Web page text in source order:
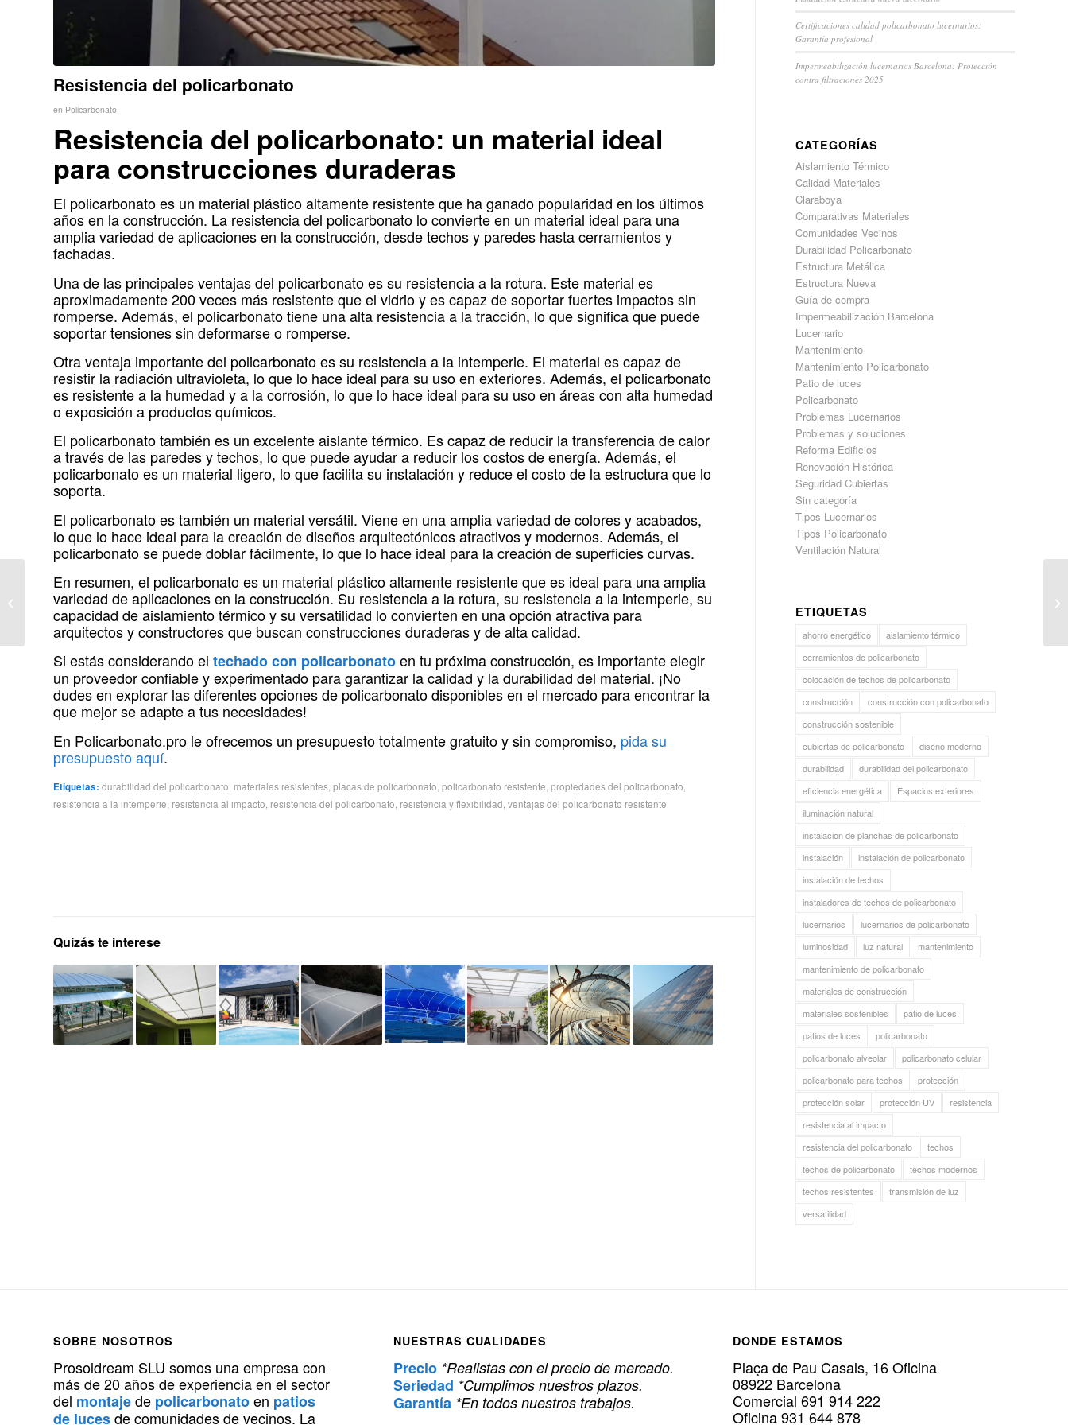
Resistencia del policarbonato
en Policarbonato
Resistencia del policarbonato: un material ideal
para construcciones duraderas
El policarbonato es un material plástico altamente resistente que ha ganado popularidad en los últimos
años en la construcción. La resistencia del policarbonato lo convierte en un material ideal para una
amplia variedad de aplicaciones en la construcción, desde techos y paredes hasta cerramientos y
fachadas.
Una de las principales ventajas del policarbonato es su resistencia a la rotura. Este material es
aproximadamente 200 veces más resistente que el vidrio y es capaz de soportar fuertes impactos sin
romperse. Además, el policarbonato tiene una alta resistencia a la tracción, lo que significa que puede
soportar tensiones sin deformarse o romperse.
Otra ventaja importante del policarbonato es su resistencia a la intemperie. El material es capaz de
resistir la radiación ultravioleta, lo que lo hace ideal para su uso en exteriores. Además, el policarbonato
es resistente a la humedad y a la corrosión, lo que lo hace ideal para su uso en áreas con alta humedad
o exposición a productos químicos.
El policarbonato también es un excelente aislante térmico. Es capaz de reducir la transferencia de calor
a través de las paredes y techos, lo que puede ayudar a reducir los costos de energía. Además, el
policarbonato es un material ligero, lo que facilita su instalación y reduce el costo de la estructura que lo
soporta.
El policarbonato es también un material versátil. Viene en una amplia variedad de colores y acabados,
lo que lo hace ideal para la creación de diseños arquitectónicos atractivos y modernos. Además, el
policarbonato se puede doblar fácilmente, lo que lo hace ideal para la creación de superficies curvas.
En resumen, el policarbonato es un material plástico altamente resistente que es ideal para una amplia
variedad de aplicaciones en la construcción. Su resistencia a la rotura, su resistencia a la intemperie, su
capacidad de aislamiento térmico y su versatilidad lo convierten en una opción atractiva para
arquitectos y constructores que buscan construcciones duraderas y de alta calidad.
Si estás considerando el techado con policarbonatoen tu próxima construcción, es importante elegir
un proveedor confiable y experimentado para garantizar la calidad y la durabilidad del material. ¡No
dudes en explorar las diferentes opciones de policarbonato disponibles en el mercado para encontrar la
que mejor se adapte a tus necesidades!
En Policarbonato.pro le ofrecemos un presupuesto totalmente gratuito y sin compromiso, pida su
presupuesto aquí.
Etiquetas: durabilidad del policarbonato materiales resistentes placas de policarbonato policarbonato resistente propiedades del policarbonato
resistencia a la intemperie resistencia al impacto resistencia del policarbonato resistencia y flexibilidad ventajas del policarbonato resistente
Quizás te interese
Certificaciones calidad policarbonato lucernarios:
Garantía profesional
Impermeabilización lucernarios Barcelona: Protección
contra filtraciones 2025
CATEGORÍAS
Aislamiento Térmico
Calidad Materiales
Claraboya
Comparativas Materiales
Comunidades Vecinos
Durabilidad Policarbonato
Estructura Metálica
Estructura Nueva
Guía de compra
Impermeabilización Barcelona
Lucernario
Mantenimiento
Mantenimiento Policarbonato
Patio de luces
Policarbonato
Problemas Lucernarios
Problemas y soluciones
Reforma Edificios
Renovación Histórica
Seguridad Cubiertas
Sin categoría
Tipos Lucernarios
Tipos Policarbonato
Ventilación Natural
ETIQUETAS
ahorro energético
aislamiento térmico
cerramientos de policarbonato
colocación de techos de policarbonato
construcción
construcción con policarbonato
construcción sostenible
cubiertas de policarbonato
diseño moderno
durabilidad
durabilidad del policarbonato
eficiencia energética
Espacios exteriores
iluminación natural
instalacion de planchas de policarbonato
instalación
instalación de policarbonato
instalación de techos
instaladores de techos de policarbonato
lucernarios
lucernarios de policarbonato
luminosidad
luz natural
mantenimiento
mantenimiento de policarbonato
materiales de construcción
materiales sostenibles
patio de luces
patios de luces
policarbonato
policarbonato alveolar
policarbonato celular
policarbonato para techos
protección
protección solar
protección UV
resistencia
resistencia al impacto
resistencia del policarbonato
techos
techos de policarbonato
techos modernos
techos resistentes
transmisión de luz
versatilidad
SOBRE NOSOTROS
Prosoldream SLU somos una empresa con
más de 20 años de experiencia en el sector
del montajede policarbonatoen patios
de lucesde comunidades de vecinos. La
NUESTRAS CUALIDADES
Precio *Realistas con el precio de mercado.
Seriedad *Cumplimos nuestros plazos.
Garantía *En todos nuestros trabajos.
DONDE ESTAMOS
Plaça de Pau Casals, 16 Oficina
08922 Barcelona
Comercial 691 914 222
Oficina 931 644 878
Protección y
funcionalidad con
cubiertas de
policarbonato